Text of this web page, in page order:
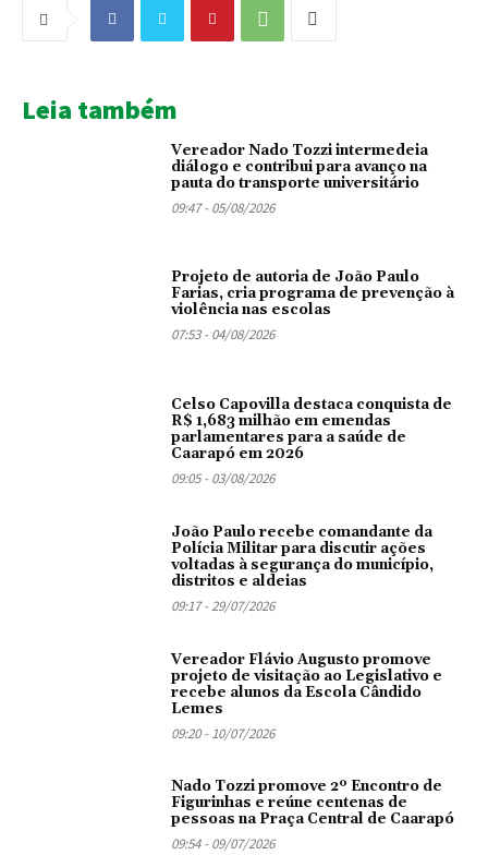
Leia também
Vereador Nado Tozzi intermedeia
diálogo e contribui para avanço na
pauta do transporte universitário
09:47 - 05/08/2026
Projeto de autoria de João Paulo
Farias, cria programa de prevenção à
violência nas escolas
07:53 - 04/08/2026
Celso Capovilla destaca conquista de
R$ 1,683 milhão em emendas
parlamentares para a saúde de
Caarapó em 2026
09:05 - 03/08/2026
João Paulo recebe comandante da
Polícia Militar para discutir ações
voltadas à segurança do município,
distritos e aldeias
09:17 - 29/07/2026
Vereador Flávio Augusto promove
projeto de visitação ao Legislativo e
recebe alunos da Escola Cândido
Lemes
09:20 - 10/07/2026
Nado Tozzi promove 2º Encontro de
Figurinhas e reúne centenas de
pessoas na Praça Central de Caarapó
09:54 - 09/07/2026